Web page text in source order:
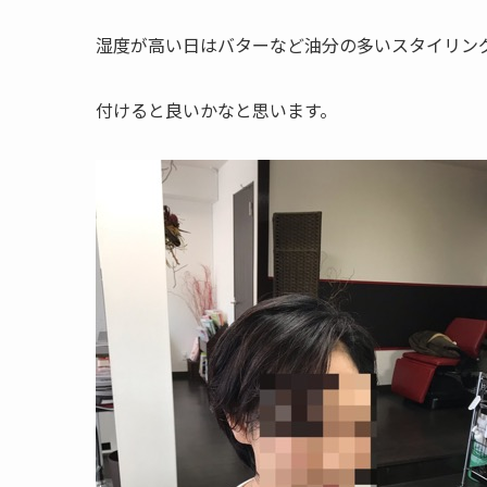
湿度が高い日はバターなど油分の多いスタイリン
付けると良いかなと思います。